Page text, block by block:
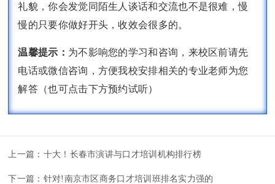
礼貌，你会发觉同陌生人谈话和交流也不是很难，慢
慢的只要你做好开头，收效会很多的。
温馨提示： 为不影响您的学习和咨询，来校区前请先
电话或微信咨询，方便我校安排相关的专业老师为您
解答（也可点击下方预约试听）
上一篇： 十大！长春市演讲与口才培训机构排行榜
下一篇： 针对!南京市区商务口才培训班排名实力强的